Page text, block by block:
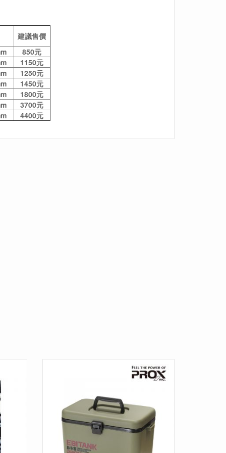
建議售價
850元
1150元
1250元
1450元
1800元
3700元
4400元